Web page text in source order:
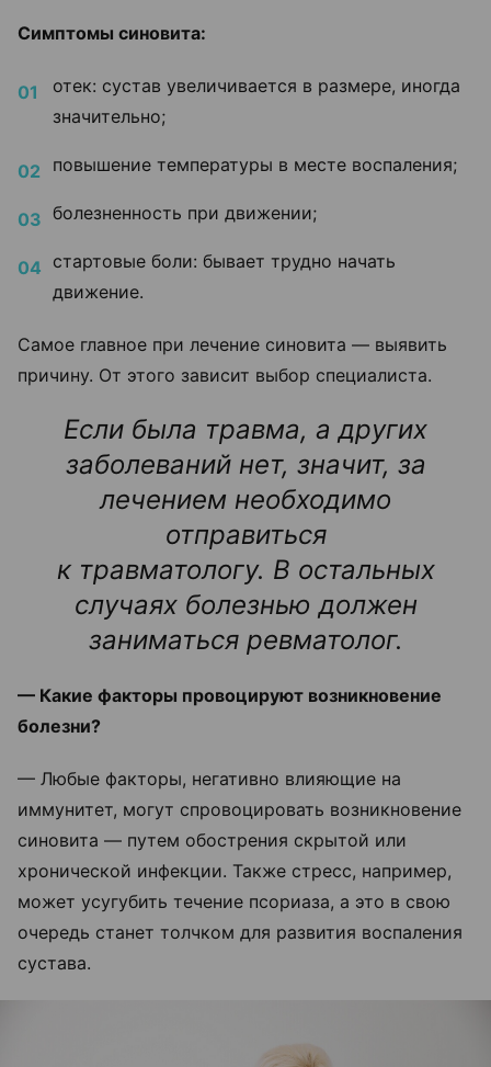
Симптомы синовита:
отек: сустав увеличивается в размере, иногда
значительно;
повышение температуры в месте воспаления;
болезненность при движении;
стартовые боли: бывает трудно начать
движение.
Самое главное при лечение синовита — выявить
причину. От этого зависит выбор специалиста.
Если была травма, а других
заболеваний нет, значит, за
лечением необходимо
отправиться
к травматологу. В остальных
случаях болезнью должен
заниматься ревматолог.
— Какие факторы провоцируют возникновение
болезни?
— Любые факторы, негативно влияющие на
иммунитет, могут спровоцировать возникновение
синовита — путем обострения скрытой или
хронической инфекции. Также стресс, например,
может усугубить течение псориаза, а это в свою
очередь станет толчком для развития воспаления
сустава.